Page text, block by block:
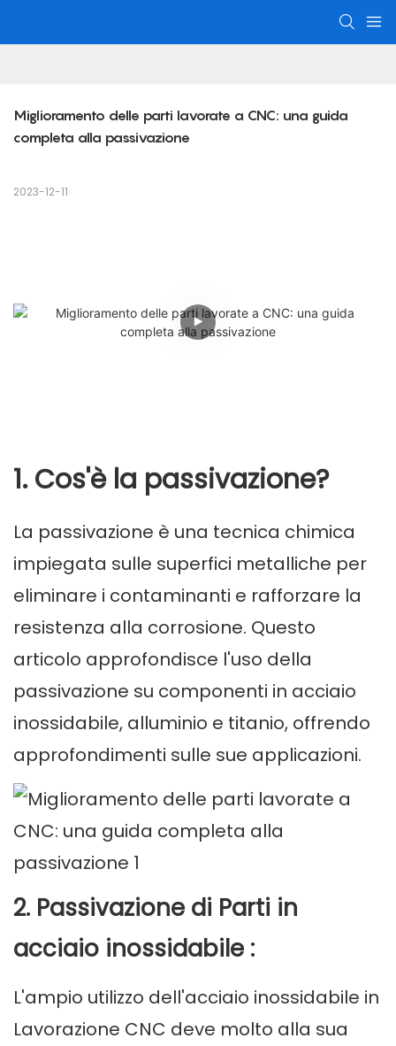
Miglioramento delle parti lavorate a CNC: una guida
completa alla passivazione
2023-12-11
1. Cos'è la passivazione?
La passivazione è una tecnica chimica
impiegata sulle superfici metalliche per
eliminare i contaminanti e rafforzare la
resistenza alla corrosione. Questo
articolo approfondisce l'uso della
passivazione su componenti in acciaio
inossidabile, alluminio e titanio, offrendo
approfondimenti sulle sue applicazioni.
2. Passivazione di Parti in
acciaio inossidabile :
L'ampio utilizzo dell'acciaio inossidabile in
Lavorazione CNC deve molto alla sua